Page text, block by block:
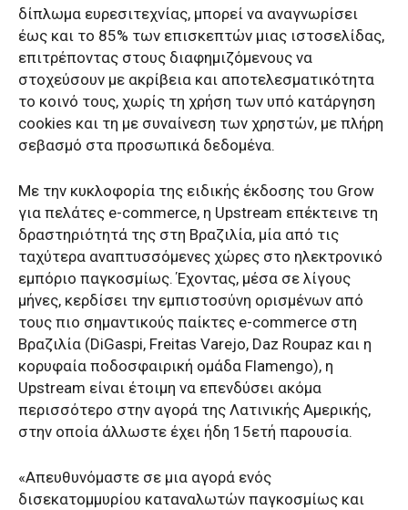
δίπλωμα ευρεσιτεχνίας, μπορεί να αναγνωρίσει
έως και το 85% των επισκεπτών μιας ιστοσελίδας,
επιτρέποντας στους διαφημιζόμενους να
στοχεύσουν με ακρίβεια και αποτελεσματικότητα
το κοινό τους, χωρίς τη χρήση των υπό κατάργηση
cookies και τη με συναίνεση των χρηστών, με πλήρη
σεβασμό στα προσωπικά δεδομένα.
Με την κυκλοφορία της ειδικής έκδοσης του Grow
για πελάτες e-commerce, η Upstream επέκτεινε τη
δραστηριότητά της στη Βραζιλία, μία από τις
ταχύτερα αναπτυσσόμενες χώρες στο ηλεκτρονικό
εμπόριο παγκοσμίως. Έχοντας, μέσα σε λίγους
μήνες, κερδίσει την εμπιστοσύνη ορισμένων από
τους πιο σημαντικούς παίκτες e-commerce στη
Βραζιλία (DiGaspi, Freitas Varejo, Daz Roupaz και η
κορυφαία ποδοσφαιρική ομάδα Flamengo), η
Upstream είναι έτοιμη να επενδύσει ακόμα
περισσότερο στην αγορά της Λατινικής Αμερικής,
στην οποία άλλωστε έχει ήδη 15ετή παρουσία.
«Απευθυνόμαστε σε μια αγορά ενός
δισεκατομμυρίου καταναλωτών παγκοσμίως και